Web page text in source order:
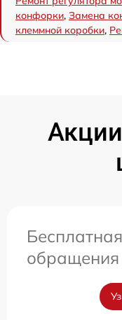
конфорки, Замена
клеммной коробки,
обращения